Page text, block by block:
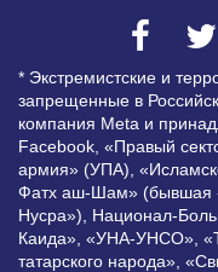
* Экстремистские и
запрещенные в
компания Meta и
Facebook, «Правый
армия» (УПА),
Фатх аш-Шам» (бывшая
Нусра»), Национал-
Каида», «УНА-УНСО»,
татарского народа»,